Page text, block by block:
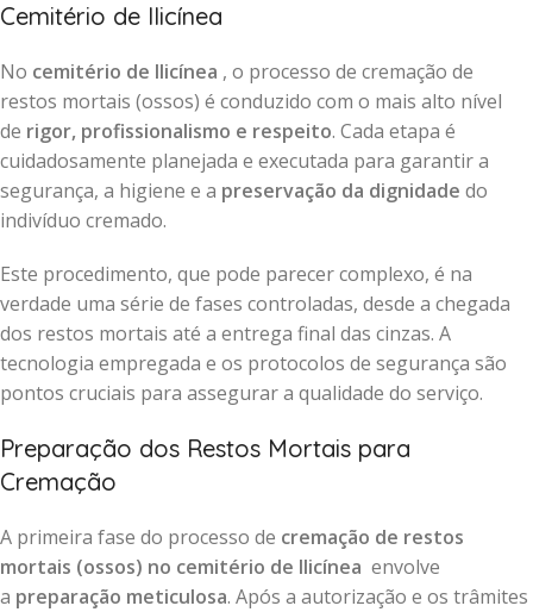
Cemitério de Ilicínea
No cemitério de Ilicínea , o processo de cremação de
restos mortais (ossos) é conduzido com o mais alto nível
de rigor, profissionalismo e respeito. Cada etapa é
cuidadosamente planejada e executada para garantir a
segurança, a higiene e a preservação da dignidade do
indivíduo cremado.
Este procedimento, que pode parecer complexo, é na
verdade uma série de fases controladas, desde a chegada
dos restos mortais até a entrega final das cinzas. A
tecnologia empregada e os protocolos de segurança são
pontos cruciais para assegurar a qualidade do serviço.
Preparação dos Restos Mortais para
Cremação
A primeira fase do processo de cremação de restos
mortais (ossos) no cemitério de Ilicínea envolve
a preparação meticulosa. Após a autorização e os trâmites